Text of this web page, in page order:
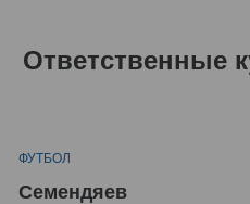
Ответственные
ФУТБОЛ
Семендяев